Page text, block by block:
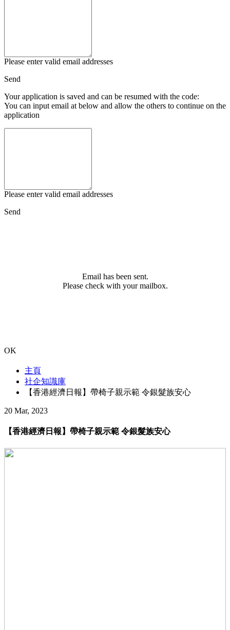
Please enter valid email addresses
Send
Your application is saved and can be resumed with the code:
You can input email at below and allow the others to continue on the
application
Please enter valid email addresses
Send
Email has been sent.
Please check with your mailbox.
OK
主頁
社企知識庫
【香港經濟日報】帶椅子親示範 令銀髮族安心
20 Mar, 2023
【香港經濟日報】帶椅子親示範 令銀髮族安心